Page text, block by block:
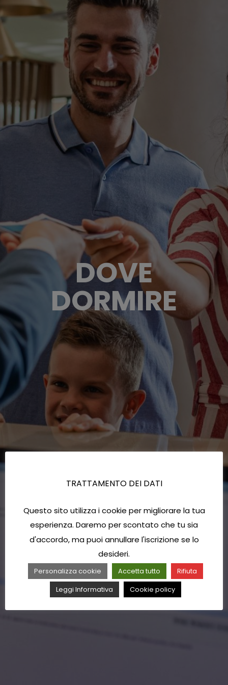
DOVE
DORMIRE
TRATTAMENTO DEI DATI
Questo sito utilizza i cookie per migliorare la tua
esperienza. Daremo per scontato che tu sia
d'accordo, ma puoi annullare l'iscrizione se lo
desideri.
Personalizza cookie Accetta tutto
Rifiuta
Leggi Informativa
Cookie policy